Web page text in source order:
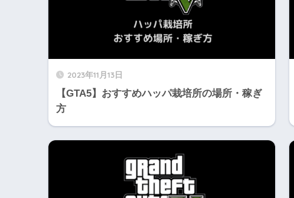
2023年11月13日
【GTA5】おすすめハッパ栽培所の場所・稼ぎ
方